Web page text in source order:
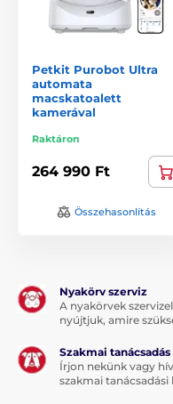
Petkit Purobot Ultra
automata
macskatoalett
kamerával
Raktáron
264 990 Ft
Összehasonlítás
Nyakörv szerviz
A nyakörvek
nyújtjuk, amire
Szakmai tanácsadás
Írjon nekünk vagy
szakmai tanácsadási